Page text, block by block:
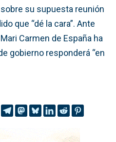
su supuesta reunión
que “dé la cara”. Ante
Carmen de España ha
gobierno responderá “en